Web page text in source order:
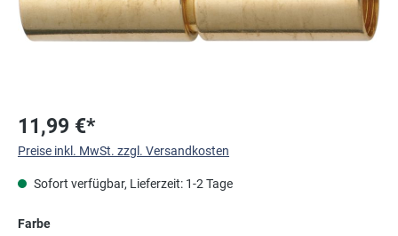
11,99 €*
Preise inkl. MwSt. zzgl. Versandkosten
Sofort verfügbar, Lieferzeit: 1-2 Tage
Farbeauswählen